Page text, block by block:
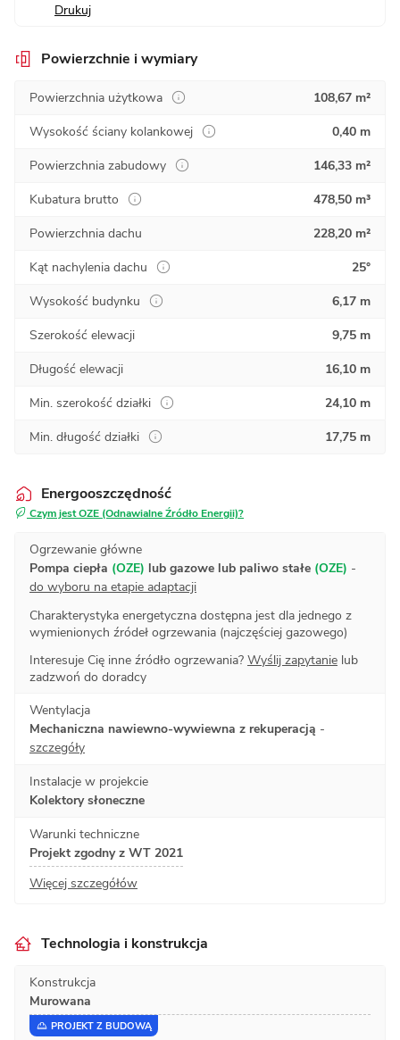
Drukuj
Powierzchnie i wymiary
Powierzchnia użytkowa
108,67 m²
Wysokość ściany kolankowej
0,40 m
Powierzchnia zabudowy
146,33 m²
Kubatura brutto
478,50 m³
Powierzchnia dachu
228,20 m²
Kąt nachylenia dachu
25°
Wysokość budynku
6,17 m
Szerokość elewacji
9,75 m
Długość elewacji
16,10 m
Min. szerokość działki
24,10 m
Min. długość działki
17,75 m
Energooszczędność
Czym jest OZE (Odnawialne Źródło Energii)?
Ogrzewanie główne
Pompa ciepła (OZE) lub gazowe lub paliwo stałe (OZE) -
do wyboru na etapie adaptacji
Charakterystyka energetyczna dostępna jest dla jednego z
wymienionych źródeł ogrzewania (najczęściej gazowego)
Interesuje Cię inne źródło ogrzewania? Wyślij zapytanie lub
zadzwoń do doradcy
Wentylacja
Mechaniczna nawiewno-wywiewna z rekuperacją -
szczegóły
Instalacje w projekcie
Kolektory słoneczne
Warunki techniczne
Projekt zgodny z WT 2021
Więcej szczegółów
Technologia i konstrukcja
Konstrukcja
Murowana
PROJEKT Z BUDOWĄ